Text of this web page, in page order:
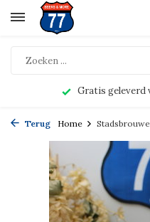
Gratis geleverd
Terug Home